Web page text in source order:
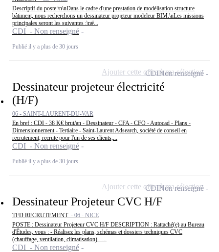
Descriptif du poste:\n\nDans le cadre d'une prestation de modélisation structure
bâtiment, nous recherchons un dessinateur projeteur modeleur BIM.\nLes missions
principales seront les suivantes :\n#...
CDI - Non renseigné
Publié il y a plus de 30 jours
Dessinateur projeteur électricité
(H/F)
06 - SAINT-LAURENT-DU-VAR
En bref : CDI - 38 K€ brut/an - Dessinateur - CFA - CFO - Autocad - Plans -
Dimensionnement - Tertiaire - Saint-Laurent Adsearch, société de conseil en
recrutement, recrute pour l'un de ses clients,...
CDI - Non renseigné
Publié il y a plus de 30 jours
CDINon renseigné
Ajouter cette offre à ma sélection
Dessinateur Projeteur CVC H/F
TFD RECRUTEMENT - 06 - NICE
POSTE : Dessinateur Projeteur CVC H/F DESCRIPTION : Rattaché(e) au Bureau
d'Études, vous : - Réalisez les plans, schémas et dossiers techniques CVC
(chauffage, ventilation, climatisation). -...
CDI - Non renseigné
CDINon renseigné
Ajouter cette offre à ma sélection